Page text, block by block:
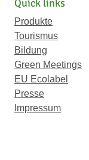
Quick links
Produkte
Tourismus
Bildung
Green Meetings
EU Ecolabel
Presse
Impressum